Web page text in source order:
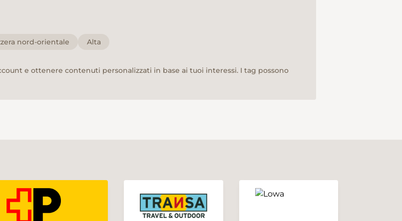
nord-orientale Alta
e ottenere contenuti personalizzati in base ai tuoi interessi. I tag possono